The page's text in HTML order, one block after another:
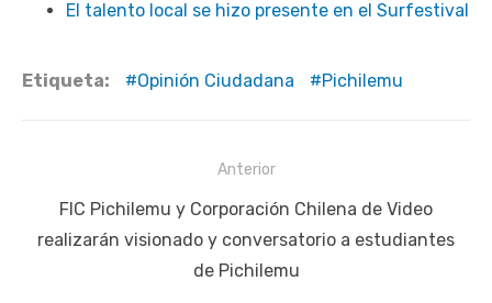
El talento local se hizo presente en el Surfestival
Etiqueta: Opinión Ciudadana Pichilemu
entradas
Anterior
Publicación
anterior:
FIC Pichilemu y Corporación Chilena de Video
realizarán visionado y conversatorio a estudiantes
de Pichilemu